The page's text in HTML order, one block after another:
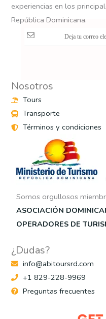
experiencias en los
República Dominicana.
Nosotros
Tours
Transporte
Términos y condiciones
Somos orgullosos
ASOCIACIÓN
OPERADORES DE
¿Dudas?
info@abitoursrd.com
+1 829-228-9969
Preguntas frecuentes